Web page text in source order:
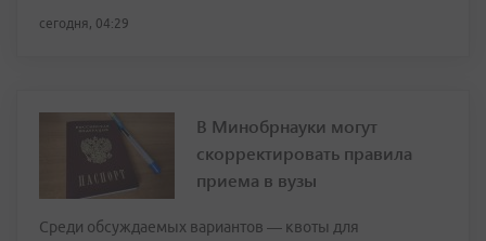
сегодня, 04:29
В Минобрнауки могут
скорректировать правила
приема в вузы
Среди обсуждаемых вариантов — квоты для